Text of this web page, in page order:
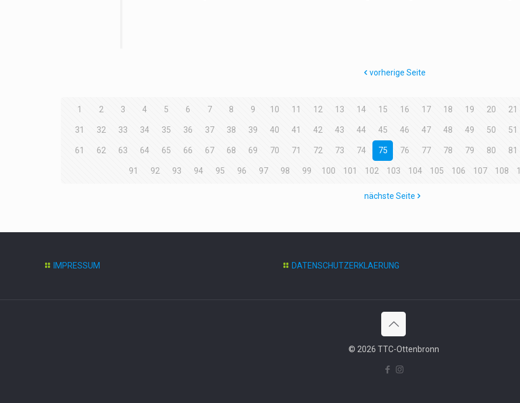
vorherige Seite
1 2 3 4 5 6 7 8 9 10 11 12 13 14 15 16 17 18 19 20 21
31 32 33 34 35 36 37 38 39 40 41 42 43 44 45 46 47 48 49 50 51
61 62 63 64 65 66 67 68 69 70 71 72 73 74 75 76 77 78 79 80 81
91 92 93 94 95 96 97 98 99 100 101 102 103 104 105 106 107 108
nächste Seite
IMPRESSUM DATENSCHUTZERKLAERUNG
© 2026 TTC-Ottenbronn